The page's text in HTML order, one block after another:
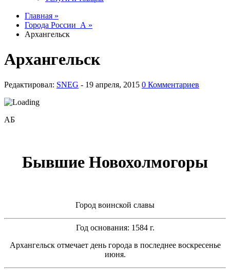
Главная »
Города России_А »
Архангельск
Архангельск
Редактировал: SNEG - 0 Комментариев
АБ
Бывшие Новохолмогоры
Город воинской славы
Год основания: 1584 г.
Архангельск отмечает день города в последнее воскресенье
июня.